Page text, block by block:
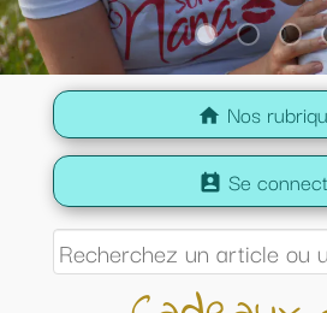
home Nos
perm_contact_calendar Se